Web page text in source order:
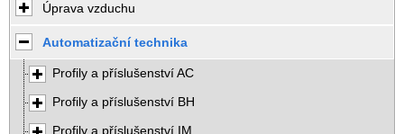
Úprava vzduchu
Automatizační technika
Profily a příslušenství AC
Profily a příslušenství BH
Profily a příslušenství IM